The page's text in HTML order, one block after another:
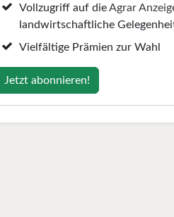
Vollzugriff auf dieAgrar
landwirtschaftliche
Vielfältige Prämien zur Wahl
Jetzt abonnieren!